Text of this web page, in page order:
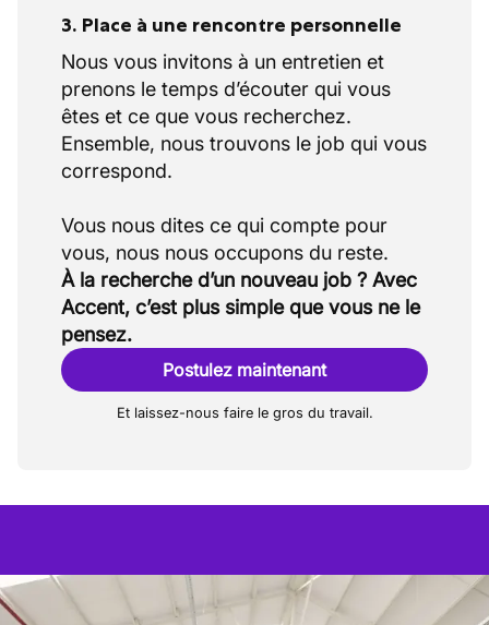
3. Place à une rencontre personnelle
Nous vous invitons à un entretien et
prenons le temps d’écouter qui vous
êtes et ce que vous recherchez.
Ensemble, nous trouvons le job qui vous
correspond.
Vous nous dites ce qui compte pour
À la recherche d’un nouveau job ? Avec
Accent, c’est plus simple que vous ne le
pensez.
Postulez maintenant
Et laissez-nous faire le gros du travail.